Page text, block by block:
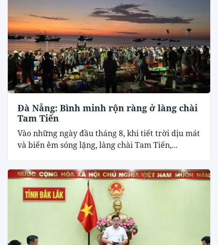
Đà Nẵng: Bình minh rộn ràng ở làng chài
Tam Tiến
Vào những ngày đầu tháng 8, khi tiết trời dịu mát
và biển êm sóng lặng, làng chài Tam Tiến,...